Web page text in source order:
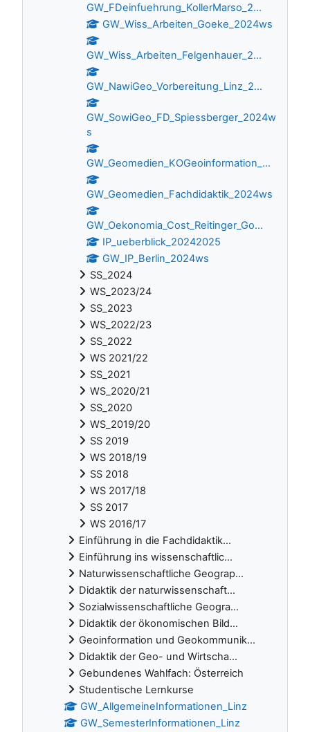
GW_FDeinfuehrung_KollerMarso_2...
GW_Wiss_Arbeiten_Goeke_2024ws
GW_Wiss_Arbeiten_Felgenhauer_2...
GW_NawiGeo_Vorbereitung_Linz_2...
GW_SowiGeo_FD_Spiessberger_2024w
s
GW_Geomedien_KOGeoinformation_...
GW_Geomedien_Fachdidaktik_2024ws
GW_Oekonomia_Cost_Reitinger_Go...
IP_ueberblick_20242025
GW_IP_Berlin_2024ws
SS_2024
WS_2023/24
SS_2023
WS_2022/23
SS_2022
WS 2021/22
SS_2021
WS_2020/21
SS_2020
WS_2019/20
SS 2019
WS 2018/19
SS 2018
WS 2017/18
SS 2017
WS 2016/17
Einführung in die Fachdidaktik...
Einführung ins wissenschaftlic...
Naturwissenschaftliche Geograp...
Didaktik der naturwissenschaft...
Sozialwissenschaftliche Geogra...
Didaktik der ökonomischen Bild...
Geoinformation und Geokommunik...
Didaktik der Geo- und Wirtscha...
Gebundenes Wahlfach: Österreich
Studentische Lernkurse
GW_AllgemeineInformationen_Linz
GW_SemesterInformationen_Linz